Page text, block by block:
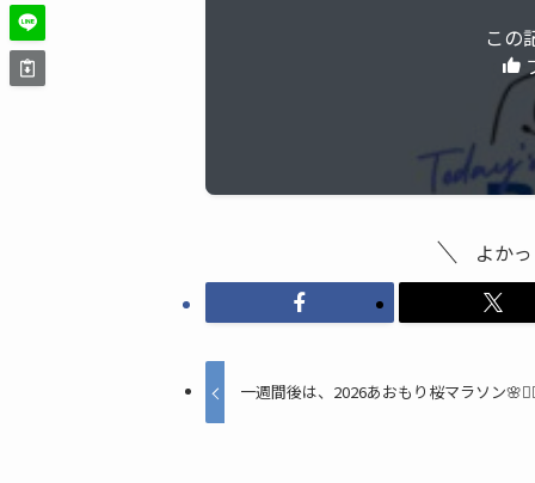
この
よか
一週間後は、2026あおもり桜マラソン